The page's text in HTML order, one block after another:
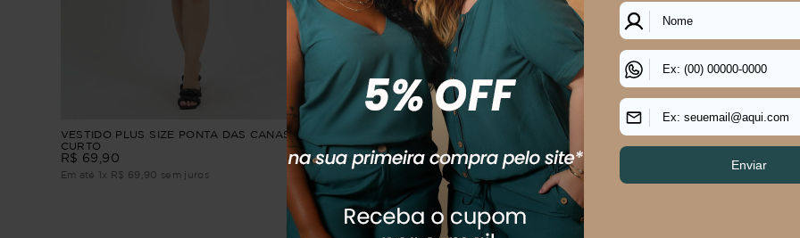
VESTIDO PLUS SIZE PONTA DAS CANAS
CURTO
R$ 69 90
Em até 1 x R$ 69 90 sem juros
VESTIDO FEMININO MÉDIO CARGO COSMOS
R$ 249,90
Em até5 sem juros
VESTIDO FEMININO MÉDIO
R$